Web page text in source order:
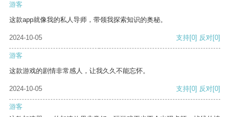
游客
这款app就像我的私人导师，带领我探索知识的奥秘。
2024-10-05 支持[0] 反对[0]
游客
这款游戏的剧情非常感人，让我久久不能忘怀。
2024-10-05 支持[0] 反对[0]
游客